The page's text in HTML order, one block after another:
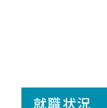
就職状況